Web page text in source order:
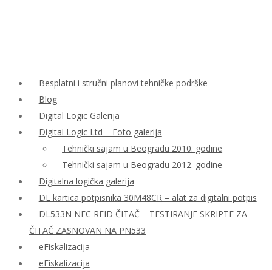
Besplatni i stručni planovi tehničke podrške
Blog
Digital Logic Galerija
Digital Logic Ltd – Foto galerija
Tehnički sajam u Beogradu 2010. godine
Tehnički sajam u Beogradu 2012. godine
Digitalna logička galerija
DL kartica potpisnika 30M48CR – alat za digitalni potpis
DL533N NFC RFID ČITAČ – TESTIRANJE SKRIPTE ZA
ČITAČ ZASNOVAN NA PN533
eFiskalizacija
eFiskalizacija